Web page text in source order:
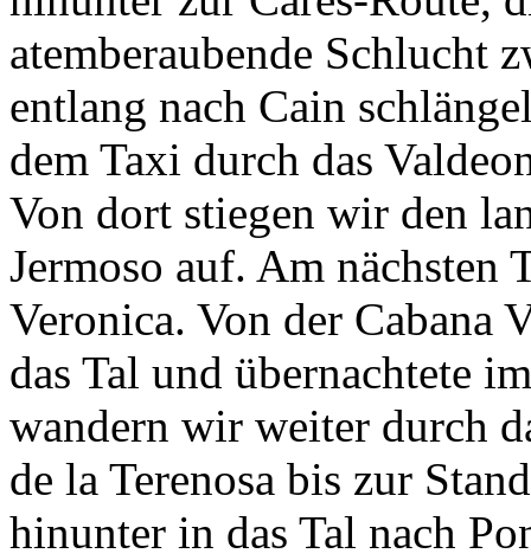
atemberaubende Schlucht
entlang nach Cain
dem Taxi durch das
Von dort stiegen wir den
Jermoso auf. Am nächsten
Veronica. Von der Cabana
das Tal und übernachtete
wandern wir weiter durch
de la Terenosa bis zur
hinunter in das Tal nach